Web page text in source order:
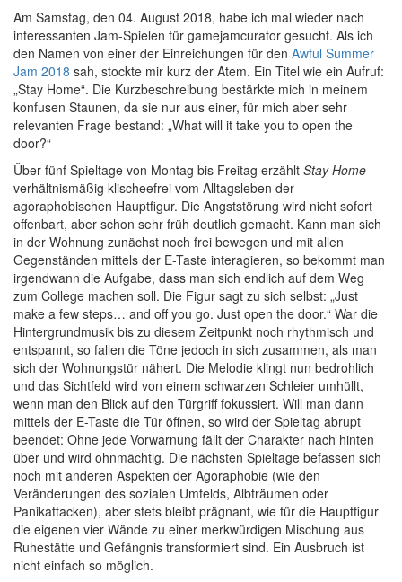
Am Samstag, den 04. August 2018, habe ich mal wieder nach
interessanten Jam-Spielen für gamejamcurator gesucht. Als ich
den Namen von einer der Einreichungen für den Awful Summer
Jam 2018 sah, stockte mir kurz der Atem. Ein Titel wie ein Aufruf:
„Stay Home“. Die Kurzbeschreibung bestärkte mich in meinem
konfusen Staunen, da sie nur aus einer, für mich aber sehr
relevanten Frage bestand: „What will it take you to open the
door?“
Über fünf Spieltage von Montag bis Freitag erzählt Stay Home
verhältnismäßig klischeefrei vom Alltagsleben der
agoraphobischen Hauptfigur. Die Angststörung wird nicht sofort
offenbart, aber schon sehr früh deutlich gemacht. Kann man sich
in der Wohnung zunächst noch frei bewegen und mit allen
Gegenständen mittels der E-Taste interagieren, so bekommt man
irgendwann die Aufgabe, dass man sich endlich auf dem Weg
zum College machen soll. Die Figur sagt zu sich selbst: „Just
make a few steps… and off you go. Just open the door.“ War die
Hintergrundmusik bis zu diesem Zeitpunkt noch rhythmisch und
entspannt, so fallen die Töne jedoch in sich zusammen, als man
sich der Wohnungstür nähert. Die Melodie klingt nun bedrohlich
und das Sichtfeld wird von einem schwarzen Schleier umhüllt,
wenn man den Blick auf den Türgriff fokussiert. Will man dann
mittels der E-Taste die Tür öffnen, so wird der Spieltag abrupt
beendet: Ohne jede Vorwarnung fällt der Charakter nach hinten
über und wird ohnmächtig. Die nächsten Spieltage befassen sich
noch mit anderen Aspekten der Agoraphobie (wie den
Veränderungen des sozialen Umfelds, Albträumen oder
Panikattacken), aber stets bleibt prägnant, wie für die Hauptfigur
die eigenen vier Wände zu einer merkwürdigen Mischung aus
Ruhestätte und Gefängnis transformiert sind. Ein Ausbruch ist
nicht einfach so möglich.